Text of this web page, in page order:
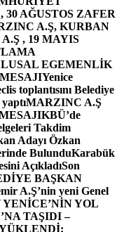
30 AĞUSTOS ZAFER
A.Ş, KURBAN
, 19 MAYIS
EGEMENLİK
Yenice
toplantısını Belediye
MARZINC A.Ş
KBÜ’de
Takdim
Adayı Özkan
BulunduKarabük
AçıkladıSon
BAŞKAN
A.Ş’nin yeni Genel
YOL
TAŞIDI –